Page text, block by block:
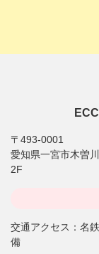
〒493-0001
愛知県一宮市木曽
2F
交通アクセス： 名
備